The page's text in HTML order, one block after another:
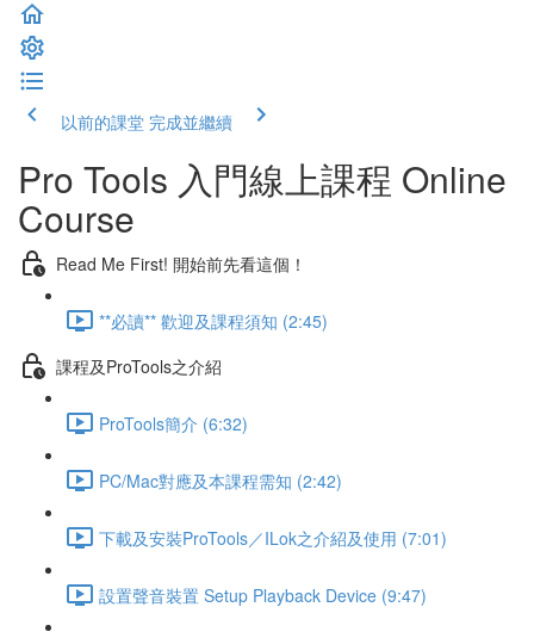
以前的課堂 完成並繼續
Pro Tools 入門線上課程 Online
Course
Read Me First! 開始前先看這個！
**必讀** 歡迎及課程須知 (2:45)
課程及ProTools之介紹
ProTools簡介 (6:32)
PC/Mac對應及本課程需知 (2:42)
下載及安裝ProTools／ILok之介紹及使用 (7:01)
設置聲音裝置 Setup Playback Device (9:47)